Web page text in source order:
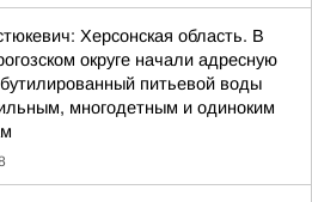
Херсонская область. В
округе начали адресную
бутилированный питьевой воды
многодетным и одиноким